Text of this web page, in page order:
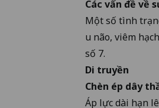
Các vấn đề về
Một số tình
u não, viêm
số 7.
Di truyền
Chèn ép dây
Áp lực dài hạn